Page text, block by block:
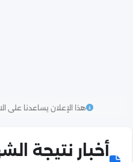
هذا الإعلان يساعدنا على
أخبار نتيجة